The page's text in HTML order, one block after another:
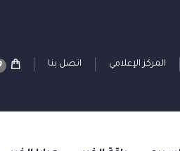
المركز الإعلامي اتصل بنا